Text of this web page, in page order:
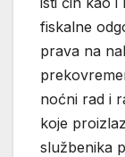
fiskalne
prava na
noćni rad i
koje
službenika